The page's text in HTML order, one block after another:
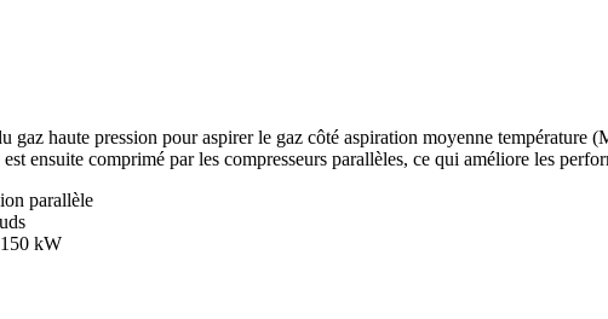
gaz haute pression pour aspirer le gaz côté aspiration moyenne
ensuite comprimé par les compresseurs parallèles, ce qui améliore les
parallèle
kW